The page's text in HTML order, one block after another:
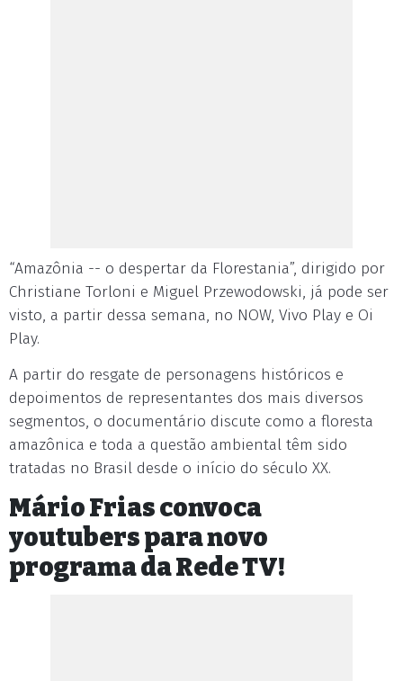
“Amazônia -- o despertar da Florestania”, dirigido por
Christiane Torloni e Miguel Przewodowski, já pode ser
visto, a partir dessa semana, no NOW, Vivo Play e Oi
Play.
A partir do resgate de personagens históricos e
depoimentos de representantes dos mais diversos
segmentos, o documentário discute como a floresta
amazônica e toda a questão ambiental têm sido
tratadas no Brasil desde o início do século XX.
Mário Frias convoca
youtubers para novo
programa da Rede TV!